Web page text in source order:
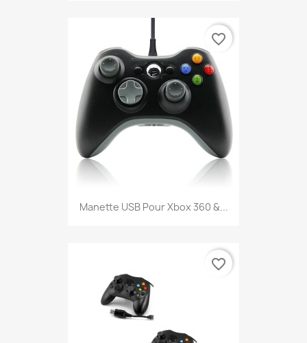
Manette USB Pour Xbox 360 &...
favorite_border
favorite_border